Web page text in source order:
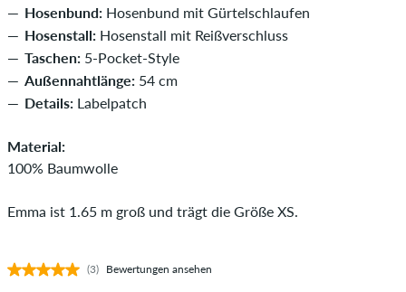
Hosenbund: Hosenbund mit Gürtelschlaufen
Hosenstall: Hosenstall mit Reißverschluss
Taschen: 5-Pocket-Style
Außennahtlänge: 54 cm
Details: Labelpatch
Material:
100% Baumwolle
Emma ist 1.65 m groß und trägt die Größe XS.
(3) Bewertungen ansehen